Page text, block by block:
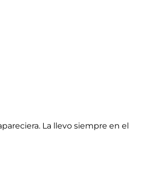
La llevo siempre en el